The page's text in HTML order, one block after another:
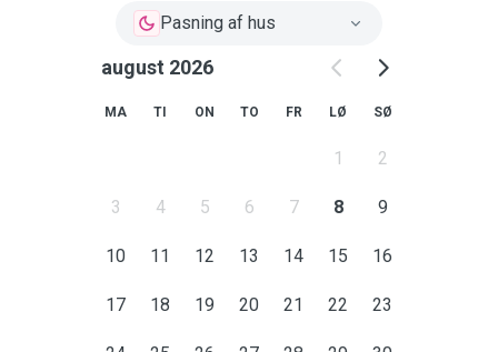
Pasning af hus
august 2026
MA TI ON TO FR LØ SØ
1 2
3 4 5 6 7 8 9
10 11 12 13 14 15 16
17 18 19 20 21 22 23